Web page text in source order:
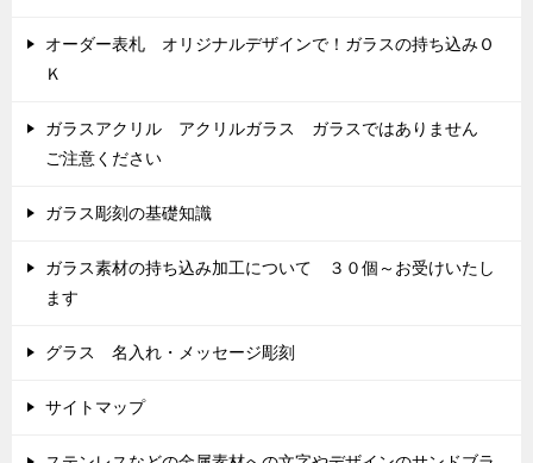
オーダー表札 オリジナルデザインで！ガラスの持ち込みＯ
Ｋ
ガラスアクリル アクリルガラス ガラスではありません
ご注意ください
ガラス彫刻の基礎知識
ガラス素材の持ち込み加工について ３０個～お受けいたし
ます
グラス 名入れ・メッセージ彫刻
サイトマップ